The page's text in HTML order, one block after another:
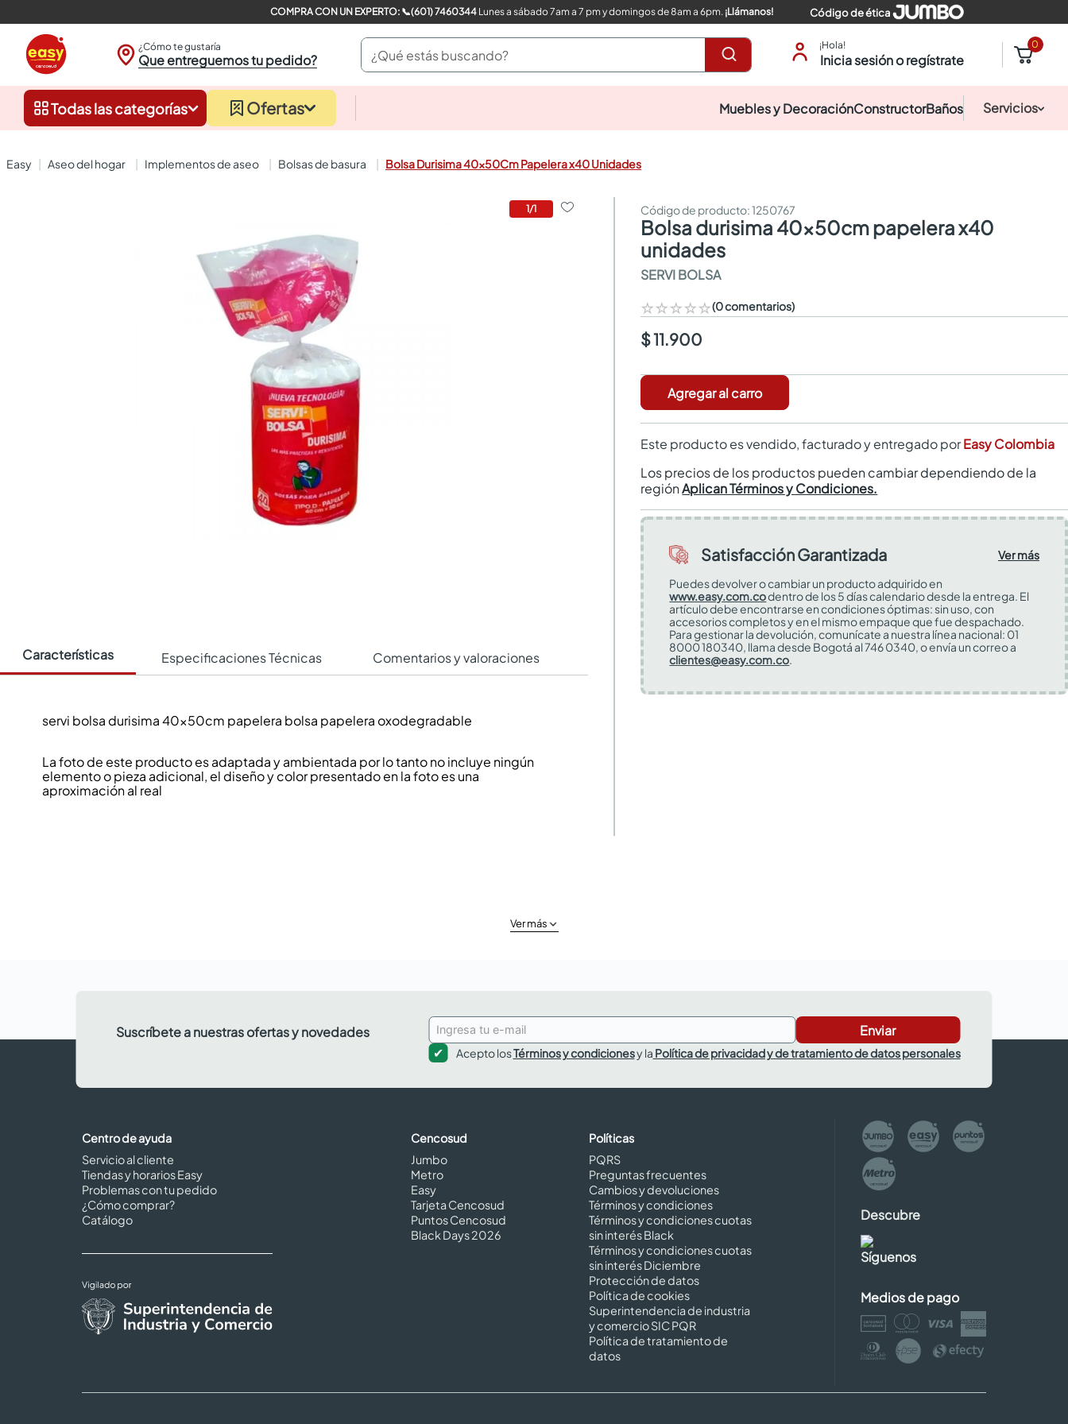
COMPRA CON UN EXPERTO: 📞(601) 7460344Lunes a sábado 7am a 7 pm y domingos de 8am a 6pm. ¡Llámanos! Código de ética
¿Cómo te gustaría
Que entreguemos tu pedido?
¿Qué estás buscando? ¡Hola!
Inicia sesión o regístrate
0
Todas las categorías Ofertas Muebles y DecoraciónConstructorBaños Servicios
aseo del hogar implementos de aseo bolsas de basura Bolsa Durisima 40x50Cm Papelera x40 Unidades
1/1
Características Especificaciones Técnicas Comentarios y valoraciones
servi bolsa durisima 40x50cm papelera bolsa papelera oxodegradable
La foto de este producto es adaptada y ambientada por lo tanto no incluye ningún
elemento o pieza adicional, el diseño y color presentado en la foto es una
aproximación al real
:1250767
bolsa durisima 40x50cm papelera x40
unidades
SERVI BOLSA
☆☆☆☆☆(0 comentarios)
$ 11.900
Agregar al carro
Este producto es vendido, facturado y entregado porEasy Colombia
Los precios de los productos pueden cambiar dependiendo de la
regiónAplican Términos y Condiciones.
Satisfacción Garantizada
Ver más
Puedes devolver o cambiar un producto adquirido en
www.easy.com.codentro de los 5 días calendario desde la entrega. El
artículo debe encontrarse en condiciones óptimas: sin uso, con
accesorios completos y en el mismo empaque que fue despachado.
Para gestionar la devolución, comunícate a nuestra línea nacional: 01
8000 180340, llama desde Bogotá al 746 0340, o envía un correo a
clientes@easy.com.co.
Ver más
Suscríbete a nuestras ofertas y novedades Enviar
Acepto losTérminos y condicionesy la Política de privacidad y de tratamiento de datos personales
Centro de ayuda
Servicio al cliente
Tiendas y horarios Easy
Problemas con tu pedido
¿Cómo comprar?
Catálogo
Cencosud
Jumbo
Metro
Easy
Tarjeta Cencosud
Puntos Cencosud
Black Days 2026
Políticas
PQRS
Preguntas frecuentes
Cambios y devoluciones
Términos y condiciones
Términos y condiciones cuotas
sin interés Black
Términos y condiciones cuotas
sin interés Diciembre
Protección de datos
Política de cookies
Superintendencia de industria
y comercio SIC PQR
Política de tratamiento de
datos
Descubre
Síguenos
Medios de pago
closet
sanitarios